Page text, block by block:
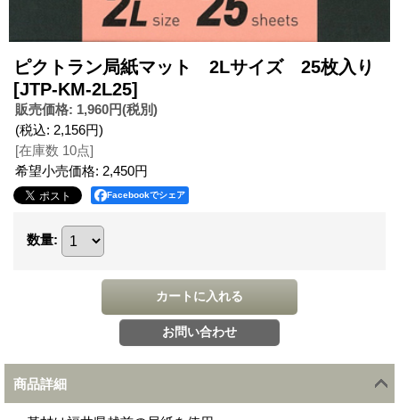
ピクトラン局紙マット 2Lサイズ 25枚入り
[JTP-KM-2L25]
販売価格: 1,960円(税別)
(税込: 2,156円)
[在庫数 10点]
希望小売価格: 2,450円
Facebookでシェア
数量:
商品詳細